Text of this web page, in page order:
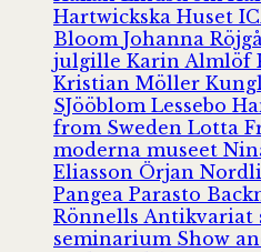
Hartwickska Huset
Bloom Johanna
julgille Karin Almlöf
Kristian Möller
SJööblom Lessebo
from Sweden Lotta
moderna museet
Eliasson Örjan
Pangea Parasto
Rönnells Antikvariat
seminarium Show